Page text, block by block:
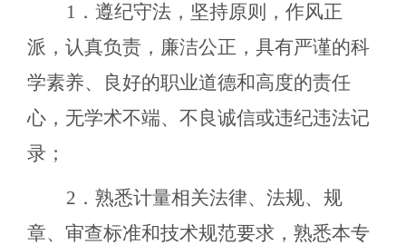
1．遵纪守法，坚持原则，作风正
派，认真负责，廉洁公正，具有严谨的科
学素养、良好的职业道德和高度的责任
心，无学术不端、不良诚信或违纪违法记
录；
2．熟悉计量相关法律、法规、规
章、审查标准和技术规范要求，熟悉本专